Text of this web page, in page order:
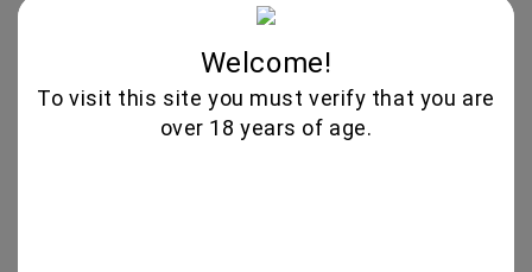
Νέα Προϊόντα
Welcome!
To visit this site you must verify that you are
over 18 years of age.